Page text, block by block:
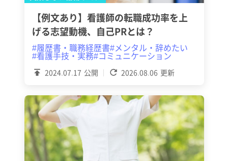
2024.07.17 公開 2026.08.06 更新
【例文あり】看護師の転職成功率を上
げる志望動機、自己PRとは？
#履歴書・職務経歴書#メンタル・辞めたい
#看護手技・実務#コミュニケーション